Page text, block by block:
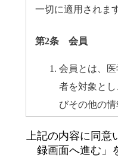
一切に適用されます
第2条 会員
会員とは、
者を対象と
びその他の
録および承
ビスを利用
上記の内容に同意
録画面へ進む」